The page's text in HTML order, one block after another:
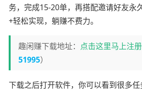
务，完成15-20单，再搭配邀请好友永
+轻松实现，躺赚不费力。
趣闲赚下载地址： 点击这里马上注
51995）
下载之后打开软件，你可以看到很多任